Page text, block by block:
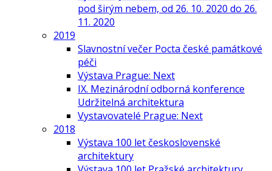
pod širým nebem, od 26. 10. 2020 do 26.
11. 2020
2019
Slavnostní večer Pocta české památkové
péči
Výstava Prague: Next
IX. Mezinárodní odborná konference
Udržitelná architektura
Vystavovatelé Prague: Next
2018
Výstava 100 let československé
architektury